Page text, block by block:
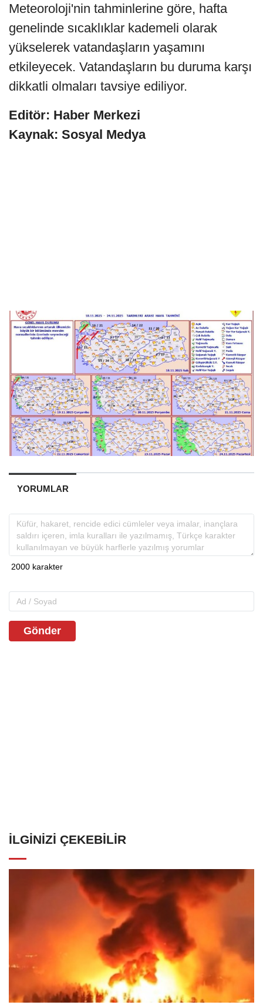
Meteoroloji'nin tahminlerine göre, hafta
genelinde sıcaklıklar kademeli olarak
yükselerek vatandaşların yaşamını
etkileyecek. Vatandaşların bu duruma karşı
dikkatli olmaları tavsiye ediliyor.
Editör: Haber Merkezi
Kaynak: Sosyal Medya
YORUMLAR
Gönder
İLGINIZI ÇEKEBILIR